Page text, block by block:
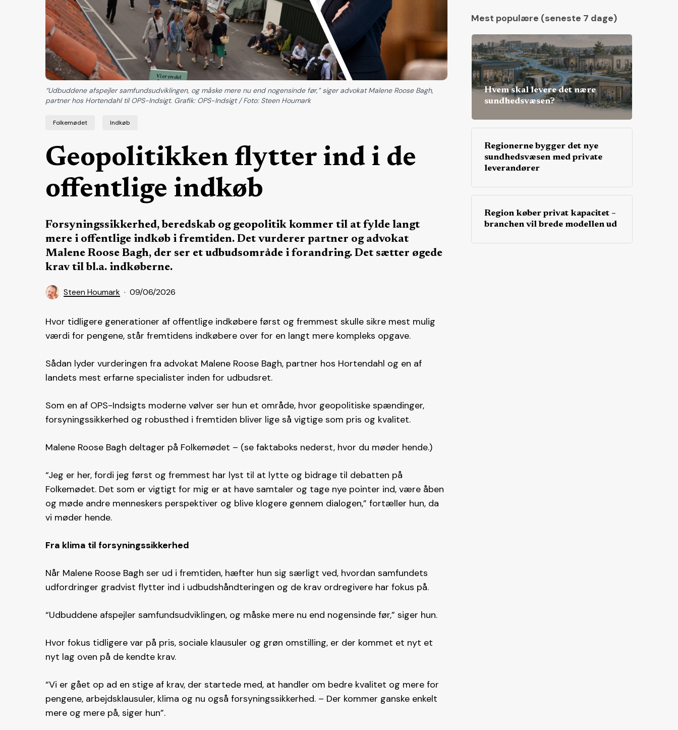
Folkemødet Indkøb
Geopolitikken flytter ind i de
offentlige indkøb
Forsyningssikkerhed, beredskab og geopolitik kommer til at fylde langt
mere i offentlige indkøb i fremtiden. Det vurderer partner og advokat
Malene Roose Bagh, der ser et udbudsområde i forandring. Det sætter øgede
krav til bl.a. indkøberne.
Steen Houmark 09/06/2026
“Udbuddene afspejler samfundsudviklingen, og måske mere nu end nogensinde før,” siger advokat Malene Roose Bagh,
partner hos Hortendahl til OPS-Indsigt. Grafik: OPS-Indsigt / Foto: Steen Houmark
Hvor tidligere generationer af offentlige indkøbere først og fremmest skulle sikre mest mulig
værdi for pengene, står fremtidens indkøbere over for en langt mere kompleks opgave.
Sådan lyder vurderingen fra advokat Malene Roose Bagh, partner hos Hortendahl og en af
landets mest erfarne specialister inden for udbudsret.
Som en af OPS-Indsigts moderne vølver ser hun et område, hvor geopolitiske spændinger,
forsyningssikkerhed og robusthed i fremtiden bliver lige så vigtige som pris og kvalitet.
Malene Roose Bagh deltager på Folkemødet – (se faktaboks nederst, hvor du møder hende.)
“Jeg er her, fordi jeg først og fremmest har lyst til at lytte og bidrage til debatten på
Folkemødet. Det som er vigtigt for mig er at have samtaler og tage nye pointer ind, være åben
og møde andre menneskers perspektiver og blive klogere gennem dialogen,” fortæller hun, da
vi møder hende.
Fra klima til forsyningssikkerhed
Når Malene Roose Bagh ser ud i fremtiden, hæfter hun sig særligt ved, hvordan samfundets
udfordringer gradvist flytter ind i udbudshåndteringen og de krav ordregivere har fokus på.
“Udbuddene afspejler samfundsudviklingen, og måske mere nu end nogensinde før,” siger hun.
Hvor fokus tidligere var på pris, sociale klausuler og grøn omstilling, er der kommet et nyt et
nyt lag oven på de kendte krav.
“Vi er gået op ad en stige af krav, der startede med, at handler om bedre kvalitet og mere for
pengene, arbejdsklausuler, klima og nu også forsyningssikkerhed. – Der kommer ganske enkelt
mere og mere på, siger hun”.
Mest populære (seneste 7 dage)
Hvem skal levere det nære
sundhedsvæsen?
Regionerne bygger det nye
sundhedsvæsen med private
leverandører
Region køber privat kapacitet –
branchen vil brede modellen ud